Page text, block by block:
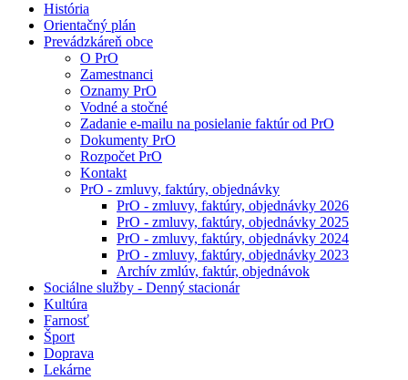
História
Orientačný plán
Prevádzkáreň obce
O PrO
Zamestnanci
Oznamy PrO
Vodné a stočné
Zadanie e-mailu na posielanie faktúr od PrO
Dokumenty PrO
Rozpočet PrO
Kontakt
PrO - zmluvy, faktúry, objednávky
PrO - zmluvy, faktúry, objednávky 2026
PrO - zmluvy, faktúry, objednávky 2025
PrO - zmluvy, faktúry, objednávky 2024
PrO - zmluvy, faktúry, objednávky 2023
Archív zmlúv, faktúr, objednávok
Sociálne služby - Denný stacionár
Kultúra
Farnosť
Šport
Doprava
Lekárne